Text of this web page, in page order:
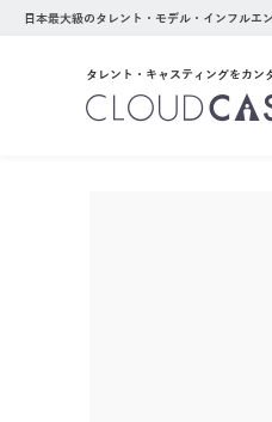
日本最大級のタレント・モデル・インフル
タレント・キャスティングをカン